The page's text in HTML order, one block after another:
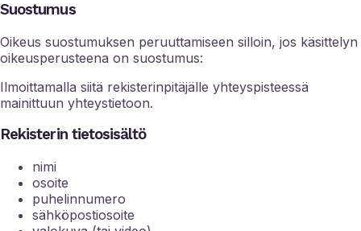
Suostumus
Oikeus suostumuksen peruuttamiseen silloin, jos käsittelyn
oikeusperusteena on suostumus:
Ilmoittamalla siitä rekisterinpitäjälle yhteyspisteessä
mainittuun yhteystietoon.
Rekisterin tietosisältö
nimi
osoite
puhelinnumero
sähköpostiosoite